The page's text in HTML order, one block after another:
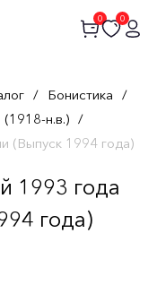
0 0
/ Бонистика /
н.в.) /
(Выпуск 1994 года)
1993 года
года)